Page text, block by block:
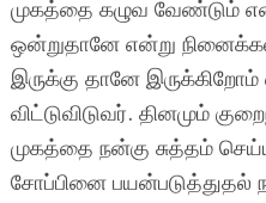
முகத்தை கழுவ வேண்டும்
ஒன்றுதானே என்று
இருக்கு தானே
விட்டுவிடுவர். தினமும்
முகத்தை நன்கு சுத்தம்
சோப்பினை பயன்படுத்துதல்